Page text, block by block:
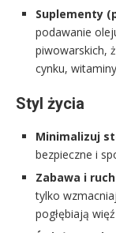
Suplementy
podawanie
piwowarskich,
cynku,
Styl życia
Minimalizuj
bezpieczne i
Zabawa i
tylko
pogłębiają